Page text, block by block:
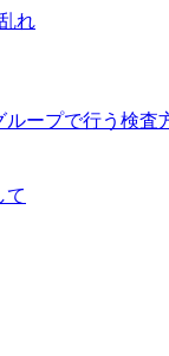
れ
ループで行う検査
て